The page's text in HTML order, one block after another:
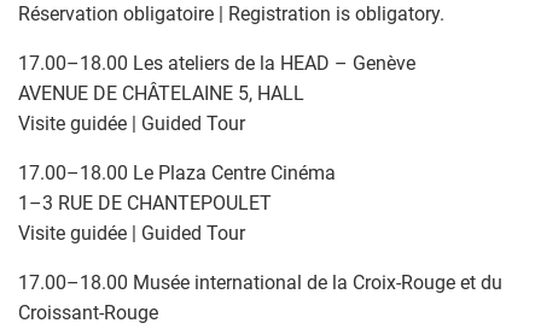
Réservation obligatoire | Registration is obligatory.
17.00–18.00 Les ateliers de la HEAD – Genève
AVENUE DE CHÂTELAINE 5, HALL
Visite guidée | Guided Tour
17.00–18.00 Le Plaza Centre Cinéma
1–3 RUE DE CHANTEPOULET
Visite guidée | Guided Tour
17.00–18.00 Musée international de la Croix-Rouge et du
Croissant-Rouge